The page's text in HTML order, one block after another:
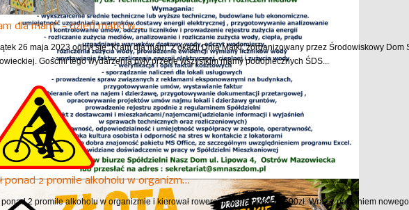
dla mam" - dzień matki w…
26 maja 2023 odbył się "Kram dla mam" z okazji Dnia Matki, zorganizowany przez Środowiskowy Dom
Gośćmi tego wydarzenia były przede wszystkim mamy podopiecznych ŚDS...
ponad 2 promile alkoholu w organizm…
ponad 2 promile alkoholu w organizmie i kierował rowerem, teraz zapłaci 2500zł. Wraz z nastaniem